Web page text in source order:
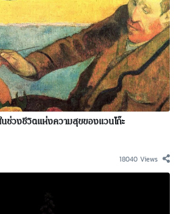
ช่วงชีวิตแห่งความสุขของแวนโก๊ะ
18040 Views